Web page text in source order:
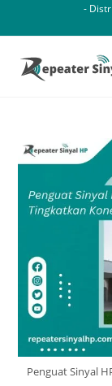
-
Penguat Sinyal